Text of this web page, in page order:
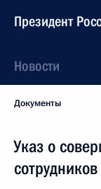
Президент
Новости
Документы
Указ о